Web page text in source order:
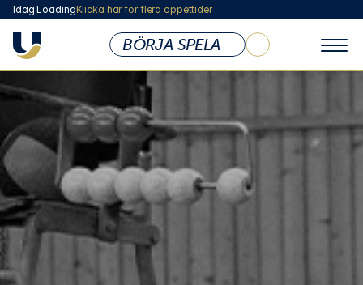
Idag:LoadingKlicka här för flera öppettider
KLUBBEN
Om Ullevi Tennis
Öppettider & Priser
Vi som Jobbar Här
Styrelse
Medlemsskap
Abonnemang
Lokaler & Anläggning
Café
Shop
BÖRJA SPELA